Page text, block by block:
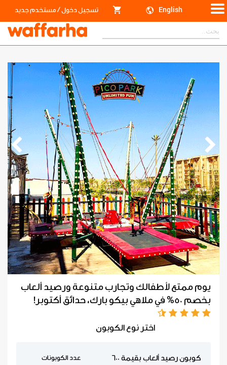
English تسجيل دخول/مستخدم جديد
يوم ممتع لأطفالك وتجارب متنوعة ورصيد ألعاب
بخصم 50% في ملاهي بيكو بارك، حدائق أكتوبر!
اختر نوع الكوبون
كوبون رصيد ألعاب بقيمة 600
عدد الكوبونات